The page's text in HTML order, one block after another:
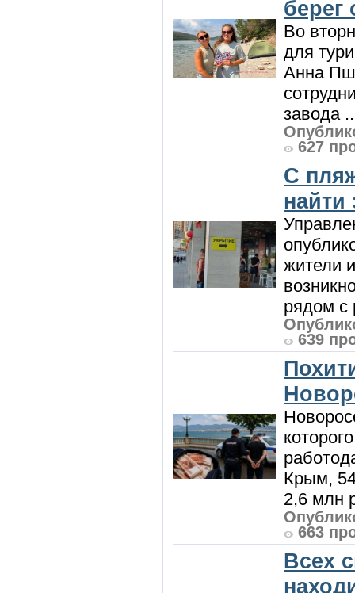
берег
Во
для
Анна
завода
627
С
жители
рядом с
639
Крым,
2,6 млн
663
Всех